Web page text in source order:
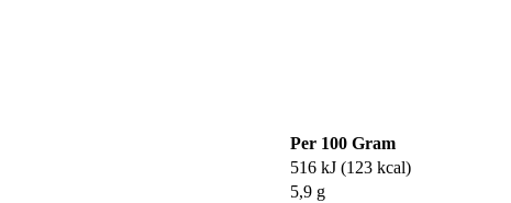
Per 100 Gram
516 kJ (123 kcal)
5,9 g